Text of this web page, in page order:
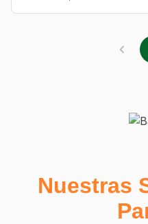
Nuestras